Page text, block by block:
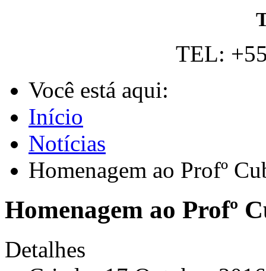
TEL:
Você está aqui:
Início
Notícias
Homenagem ao Profº
Homenagem ao Profº
Detalhes